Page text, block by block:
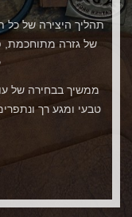
תהליך היצירה של כל
של גזרה מתוחכמת,
ממשיך בבחירה של
טבעי ומגע רך